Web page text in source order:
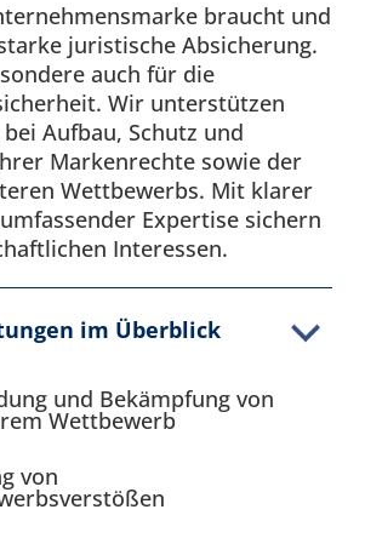
braucht und
juristische Absicherung.
auch für die
Wir unterstützen
Aufbau, Schutz und
Markenrechte sowie der
Wettbewerbs. Mit klarer
Expertise sichern
Interessen.
im Überblick
und Bekämpfung von
Wettbewerb
von